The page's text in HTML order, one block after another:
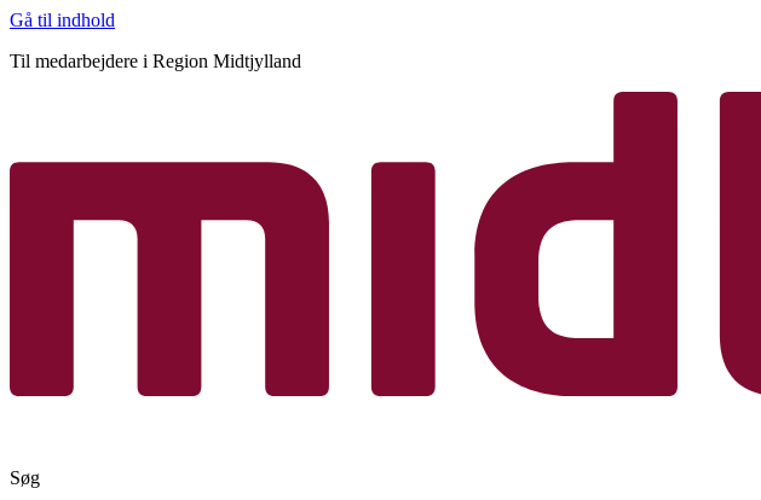
Gå til indhold
Til medarbejdere i Region Midtjylland
Søg